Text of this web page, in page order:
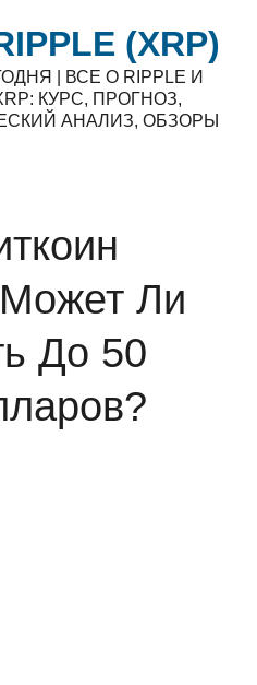
(XRP)
| ВСЕ О RIPPLE И
КУРС, ПРОГНОЗ,
АНАЛИЗ, ОБЗОРЫ
Ли
До 50